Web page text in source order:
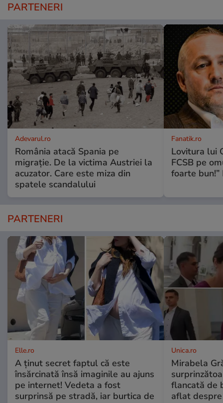
PARTENERI
Adevarul.ro
România atacă Spania pe
migrație. De la victima Austriei la
acuzator. Care este miza din
spatele scandalului
Fanatik.ro
Lovitura lui
FCSB pe
foarte bun!”
PARTENERI
Elle.ro
A ținut secret faptul că este
însărcinată însă imaginile au ajuns
pe internet! Vedeta a fost
surprinsă pe stradă, iar burtica de
Unica.ro
Mirabela
flancată de
aflat